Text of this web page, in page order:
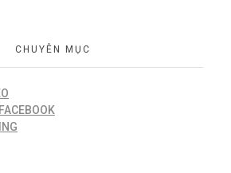
CHUYÊN MỤC